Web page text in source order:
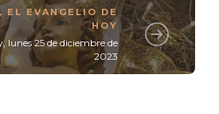
, EL EVANGELIO DE
HOY
lunes 25 de diciembre de
2023